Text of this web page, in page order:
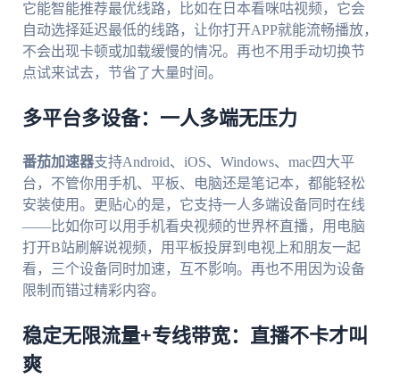
它能智能推荐最优线路，比如在日本看咪咕视频，它会
自动选择延迟最低的线路，让你打开APP就能流畅播放，
不会出现卡顿或加载缓慢的情况。再也不用手动切换节
点试来试去，节省了大量时间。
多平台多设备：一人多端无压力
番茄加速器支持Android、iOS、Windows、mac四大平
台，不管你用手机、平板、电脑还是笔记本，都能轻松
安装使用。更贴心的是，它支持一人多端设备同时在线
——比如你可以用手机看央视频的世界杯直播，用电脑
打开B站刷解说视频，用平板投屏到电视上和朋友一起
看，三个设备同时加速，互不影响。再也不用因为设备
限制而错过精彩内容。
稳定无限流量+专线带宽：直播不卡才叫
爽